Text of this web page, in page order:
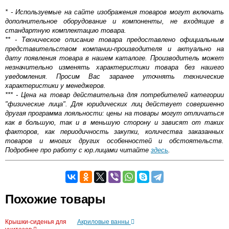
* - Используемые на сайте изображения товаров могут включать
дополнительное оборудование и компоненты, не входящие в
стандартную комплектацию товара.
** - Техническое описание товара предоставлено официальным
представительством компании-производителя и актуально на
дату появления товара в нашем каталоге. Производитель может
незначительно изменять характеристики товара без нашего
уведомления. Просим Вас заранее уточнять технические
характеристики у менеджеров.
*** - Цена на товар действительна для потребителей категории
"физические лица". Для юридических лиц действует совершенно
другая программа лояльности: цены на товары могут отличаться
как в большую, так и в меньшую сторону и зависят от таких
факторов, как периодичность закупки, количества заказанных
товаров и многих других особенностей и обстоятельств.
Подробнее про работу с юр.лицами читайте здесь
Оставьте отзыв
Доставка сантехники по Москве и Московской области
Возможные способы оплаты:
Форма подбора крышки-
сиденья для унитаза
сидений-крышек для унитаза. На первый взгляд, они,
Похожие товары
Крышки-сиденья для
Акриловые ванны